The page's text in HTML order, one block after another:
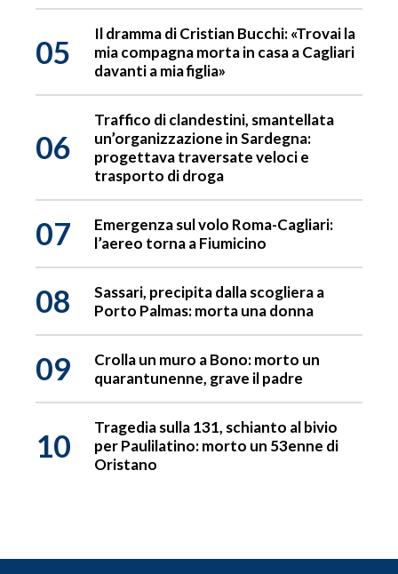
05
Il dramma di Cristian Bucchi: «Trovai la
mia compagna morta in casa a Cagliari
davanti a mia figlia»
06
Traffico di clandestini, smantellata
un’organizzazione in Sardegna:
progettava traversate veloci e
trasporto di droga
07
Emergenza sul volo Roma-Cagliari:
l’aereo torna a Fiumicino
08
Sassari, precipita dalla scogliera a
Porto Palmas: morta una donna
09
Crolla un muro a Bono: morto un
quarantunenne, grave il padre
10
Tragedia sulla 131, schianto al bivio
per Paulilatino: morto un 53enne di
Oristano